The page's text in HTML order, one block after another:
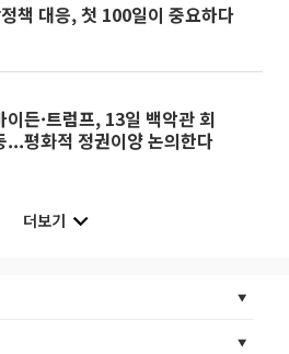
책 대응, 첫 100일이 중요하다
이든·트럼프, 13일 백악관 회
...평화적 정권이양 논의한다
더보기